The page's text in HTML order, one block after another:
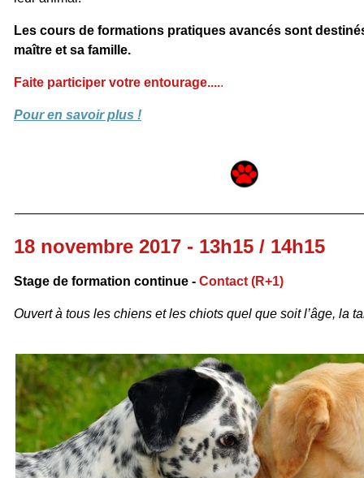
Les cours de formations pratiques avancés sont
maître et sa famille.
Faite participer votre entourage.....
Pour en savoir plus !
18 novembre 2017 - 13h15 / 14h15
Stage de formation continue - Contact (R+1)
Ouvert à tous les chiens et les chiots quel que soit l’âge, la